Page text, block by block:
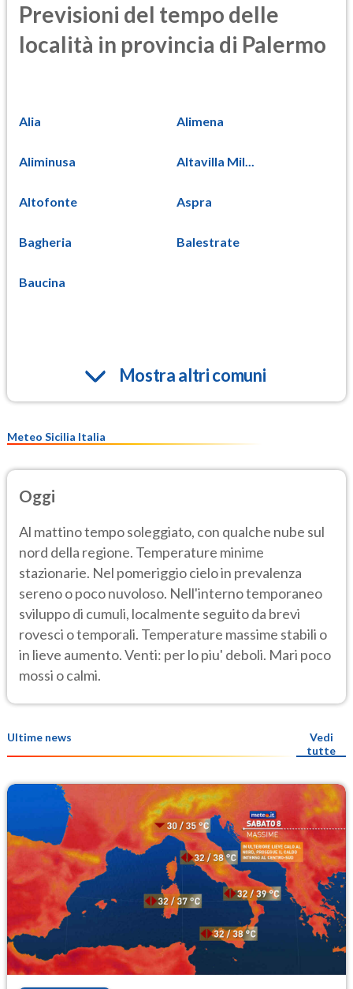
Previsioni del tempo delle
località in provincia di Palermo
Alia Alimena
Aliminusa Altavilla Mil...
Altofonte Aspra
Bagheria Balestrate
Baucina
Mostra altri comuni
Meteo Sicilia Italia
Oggi
Al mattino tempo soleggiato, con qualche nube sul
nord della regione. Temperature minime
stazionarie. Nel pomeriggio cielo in prevalenza
sereno o poco nuvoloso. Nell'interno temporaneo
sviluppo di cumuli, localmente seguito da brevi
rovesci o temporali. Temperature massime stabili o
in lieve aumento. Venti: per lo piu' deboli. Mari poco
mossi o calmi.
Ultime news
Vedi
tutte